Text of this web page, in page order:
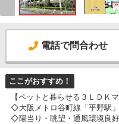
電話で問合わせ
ここがおすすめ！
【ペットと暮らせる３ＬＤＫマ
◇大阪メトロ谷町線「平野駅」
◇陽当り・眺望・通風環境良好